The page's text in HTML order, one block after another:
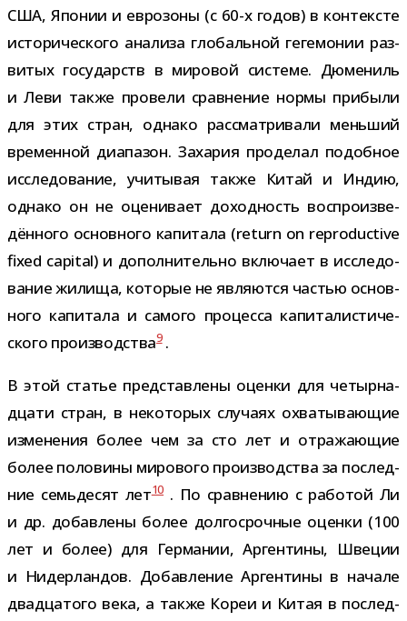
США, Японии и евро­зоны (с 60-​х годов) в кон­тек­сте
исто­ри­че­ского ана­лиза гло­баль­ной геге­мо­нии раз­
ви­тых госу­дарств в миро­вой системе. Дюмениль
и Леви также про­вели срав­не­ние нормы при­были
для этих стран, однако рас­смат­ри­вали мень­ший
вре­мен­ной диа­па­зон. Захария про­де­лал подоб­ное
иссле­до­ва­ние, учи­ты­вая также Китай и Индию,
однако он не оце­ни­вает доход­ность вос­про­из­ве­
дён­ного основ­ного капи­тала (return on reproductive
fixed capital) и допол­ни­тельно вклю­чает в иссле­до­
ва­ние жилища, кото­рые не явля­ются частью основ­
ного капи­тала и самого про­цесса капи­та­ли­сти­че­
ского про­из­вод­ства9.
В этой ста­тье пред­став­лены оценки для четыр­на­
дцати стран, в неко­то­рых слу­чаях охва­ты­ва­ю­щие
изме­не­ния более чем за сто лет и отра­жа­ю­щие
более поло­вины миро­вого про­из­вод­ства за послед­
ние семь­де­сят лет10 . По срав­не­нию с рабо­той Ли
и др. добав­лены более дол­го­сроч­ные оценки (100
лет и более) для Германии, Аргентины, Швеции
и Нидерландов. Добавление Аргентины в начале
два­дца­того века, а также Кореи и Китая в послед­